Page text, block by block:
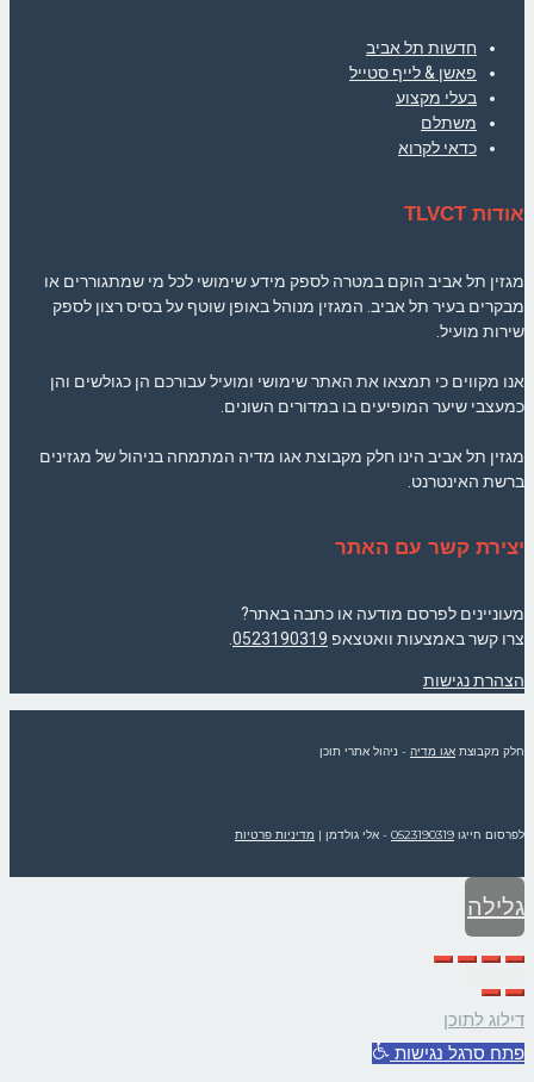
חדשות תל אביב
פאשן & לייף סטייל
בעלי מקצוע
משתלם
כדאי לקרוא
אודות TLVCT
מגזין תל אביב הוקם במטרה לספק מידע שימושי לכל מי שמתגוררים או
מבקרים בעיר תל אביב. המגזין מנוהל באופן שוטף על בסיס רצון לספק
שירות מועיל.
אנו מקווים כי תמצאו את האתר שימושי ומועיל עבורכם הן כגולשים והן
כמעצבי שיער המופיעים בו במדורים השונים.
מגזין תל אביב הינו חלק מקבוצת אגו מדיה המתמחה בניהול של מגזינים
ברשת האינטרנט.
יצירת קשר עם האתר
מעוניינים לפרסם מודעה או כתבה באתר?
צרו קשר באמצעות וואטצאפ 0523190319
.
הצהרת נגישות
חלק מקבוצת אגו מדיה - ניהול אתרי תוכן
לפרסום חייגו 0523190319 - אלי גולדמן | מדיניות פרטיות
גלילה
לראש
העמוד
דילוג לתוכן
פתח סרגל נגישות